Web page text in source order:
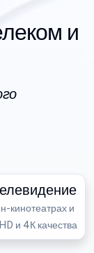
и
кинотеатрах и
и 4К качества